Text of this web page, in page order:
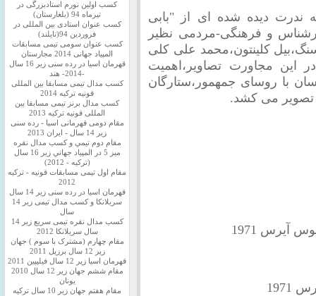
ندرت دیده شده ای از "بابی
و فرهنگی-مردمی نظیر
کلینتون،محمد علی کلی
این مجاورت تصاویر،اهمیت
با روسای جمهمور،ستارگان
تصویر می کشد.
آیرس 1971
کسب اولین نورم استادبزرگی در
تیرماه 94 (بلغارستان)
کسب عنوان استادی بین المللی در
فروردین 94(تایلند)
کسب عنوان سومی تیمی مسابقات
المپیاد جهانی 2014 مجارستان
قهرمان اسیا در رده سنی زیر 16 سال
-2014- هند
کسب مدال تیمی مسابقا بین المللی
قونیه ترکیه 2014
کسب مدال برنز تیمی مسابقا بین
المللی قونیه ترکیه 2013
مقام دومی قهرمانی اسیا - رده سنی
زیر 14 سال - ایران 2013
مقام دوم تيمي و كسب مدال نقره
ميز 5 در المپياد جهاني زير 16 سال
(تركيه - 2012)
مقام اول تیمی مسابقات قونیه - ترکیه
2012
قهرمان اسیا در رده سنی زیر 14 سال
سريلانكا و کسب مدال تیمی زیر 14
سال
کسب مدال نقره تیمی سریع زیر 14
سال سریلانکا 2012
مقام چهارم (مشترک با سوم ) جهان
زیر 12 سال برزیل 2011
قهرمان اسيا زير 12 سال فیلیپین 2011
مقام ششم جهان زیر 12 سال 2010
یونان
مقام هفتم جهان زیر 10 سال ترکیه